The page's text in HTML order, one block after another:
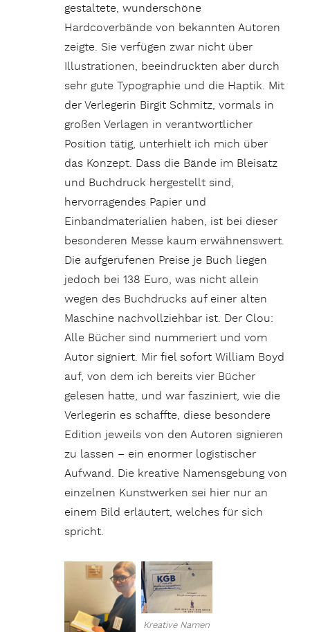
gestaltete, wunderschöne
Hardcoverbände von bekannten Autoren
zeigte. Sie verfügen zwar nicht über
Illustrationen, beeindruckten aber durch
sehr gute Typographie und die Haptik. Mit
der Verlegerin Birgit Schmitz, vormals in
großen Verlagen in verantwortlicher
Position tätig, unterhielt ich mich über
das Konzept. Dass die Bände im Bleisatz
und Buchdruck hergestellt sind,
hervorragendes Papier und
Einbandmaterialien haben, ist bei dieser
besonderen Messe kaum erwähnenswert.
Die aufgerufenen Preise je Buch liegen
jedoch bei 138 Euro, was nicht allein
wegen des Buchdrucks auf einer alten
Maschine nachvollziehbar ist. Der Clou:
Alle Bücher sind nummeriert und vom
Autor signiert. Mir fiel sofort William Boyd
auf, von dem ich bereits vier Bücher
gelesen hatte, und war fasziniert, wie die
Verlegerin es schaffte, diese besondere
Edition jeweils von den Autoren signieren
zu lassen – ein enormer logistischer
Aufwand. Die kreative Namensgebung von
einzelnen Kunstwerken sei hier nur an
einem Bild erläutert, welches für sich
spricht.
Kreative Namen